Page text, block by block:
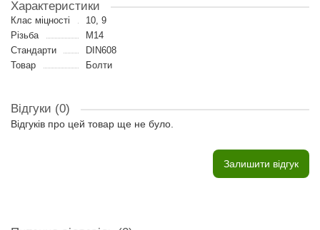
Характеристики
Клас міцності
10, 9
Різьба
M14
Стандарти
DIN608
Товар
Болти
Відгуки (0)
Відгуків про цей товар ще не було.
Залишити відгук